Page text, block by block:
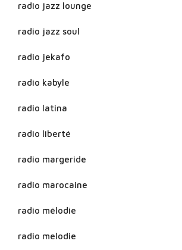
radio jazz lounge
radio jazz soul
radio jekafo
radio kabyle
radio latina
radio liberté
radio margeride
radio marocaine
radio mélodie
radio melodie